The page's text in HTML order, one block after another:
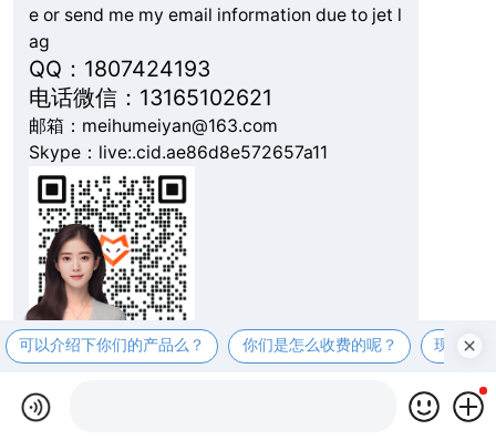
e or send me my email information due to jet l
ag
QQ：1807424193
电话微信：13165102621
邮箱：meihumeiyan@163.com
Skype：live:.cid.ae86d8e572657a11
可以介绍下你们的产品么？ 你们是怎么收费的呢？ 现在有